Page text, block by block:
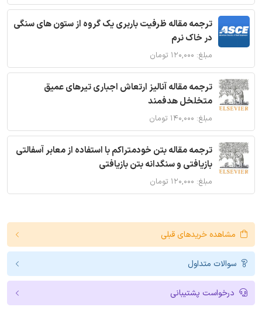
ترجمه مقاله ظرفیت باربری یک گروه از ستون های سنگی
در خاک نرم
مبلغ: ۱۲۰,۰۰۰ تومان
ترجمه مقاله آنالیز ارتعاش اجباری تیرهای عمیق
متخلخل هدفمند
مبلغ: ۱۴۰,۰۰۰ تومان
ترجمه مقاله بتن خودمتراکم با استفاده از معابر آسفالتی
بازیافتی و سنگدانه بتن بازیافتی
مبلغ: ۱۲۰,۰۰۰ تومان
مشاهده خریدهای قبلی
سوالات متداول
درخواست پشتیبانی